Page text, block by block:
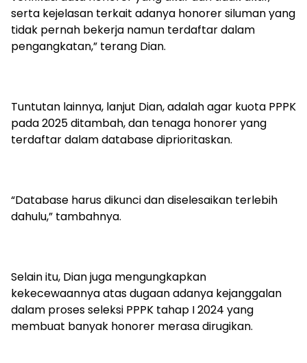
serta kejelasan terkait adanya honorer siluman yang
tidak pernah bekerja namun terdaftar dalam
pengangkatan,” terang Dian.
Tuntutan lainnya, lanjut Dian, adalah agar kuota PPPK
pada 2025 ditambah, dan tenaga honorer yang
terdaftar dalam database diprioritaskan.
“Database harus dikunci dan diselesaikan terlebih
dahulu,” tambahnya.
Selain itu, Dian juga mengungkapkan
kekecewaannya atas dugaan adanya kejanggalan
dalam proses seleksi PPPK tahap I 2024 yang
membuat banyak honorer merasa dirugikan.